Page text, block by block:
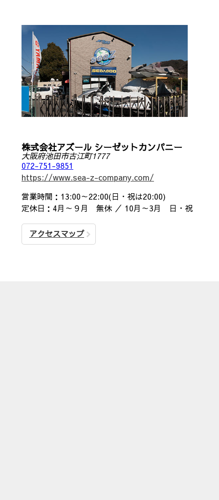
株式会社アズール シーゼットカンパニー
大阪府池田市古江町1777
072-751-9851
https://www.sea-z-company.com/
営業時間：13:00～22:00(日・祝は20:00)
定休日：4月～９月 無休 ／ 10月～3月 日・祝
アクセスマップ